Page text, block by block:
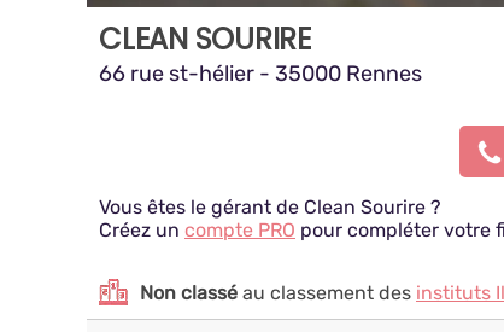
CLEAN SOURIRE
66 rue st-hélier - 35000 Rennes
Vous êtes le gérant de Clean Sourire ?
Créez un compte PRO pour compléter votre
Non classé au classement des instituts